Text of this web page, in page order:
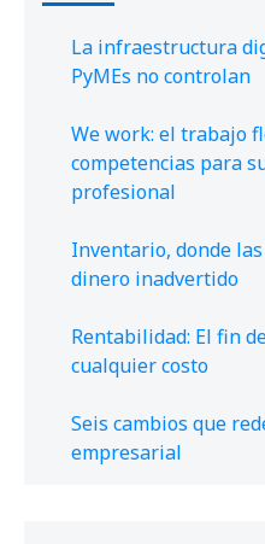
La infraestructura
PyMEs no controlan
We work: el trabajo
competencias para
profesional
Inventario, donde
dinero inadvertido
Rentabilidad: El fin
cualquier costo
Seis cambios que
empresarial